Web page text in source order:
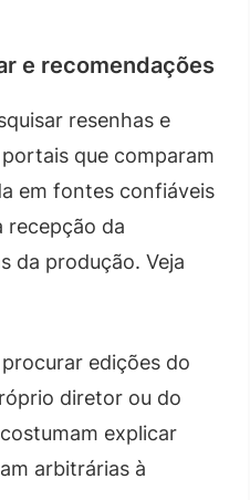
e recomendações
resenhas e
que comparam
em fontes confiáveis
recepção da
da produção. Veja
edições do
diretor ou do
explicar
arbitrárias à